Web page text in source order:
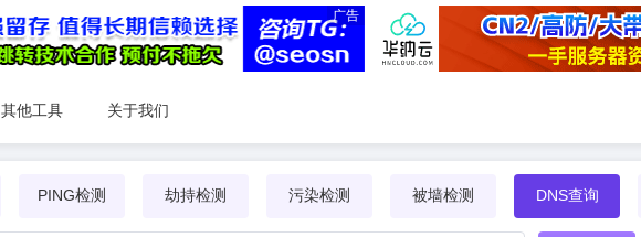
广告
其他工具 关于我们
PING检测 劫持检测 污染检测 被墙检测 DNS查询